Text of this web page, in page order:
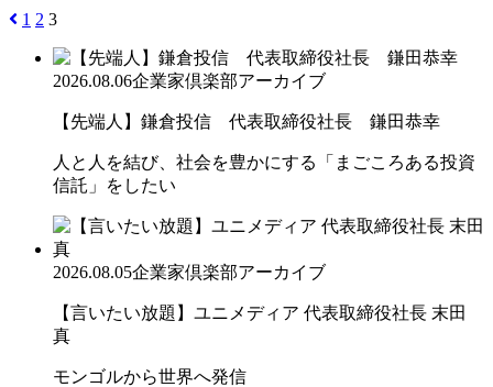
1 2 3
2026.08.06企業家倶楽部アーカイブ
【先端人】鎌倉投信 代表取締役社長 鎌田恭幸
人と人を結び、社会を豊かにする「まごころある投資
信託」をしたい
2026.08.05企業家倶楽部アーカイブ
【言いたい放題】ユニメディア 代表取締役社長 末田
真
モンゴルから世界へ発信